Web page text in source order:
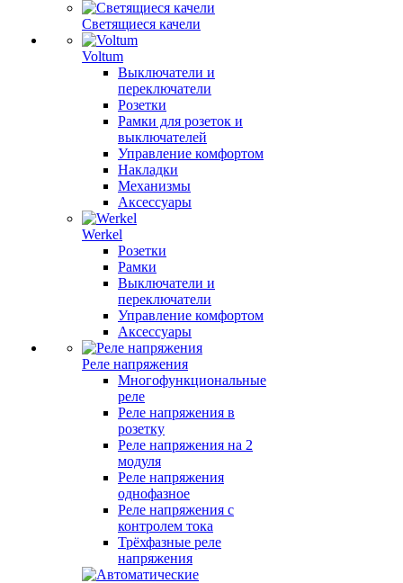
Светящиеся качели
Voltum
Выключатели и
переключатели
Розетки
Рамки для розеток и
выключателей
Управление комфортом
Накладки
Механизмы
Аксессуары
Werkel
Розетки
Рамки
Выключатели и
переключатели
Управление комфортом
Аксессуары
Реле напряжения
Многофункциональные
реле
Реле напряжения в
розетку
Реле напряжения на 2
модуля
Реле напряжения
однофазное
Реле напряжения с
контролем тока
Трёхфазные реле
напряжения